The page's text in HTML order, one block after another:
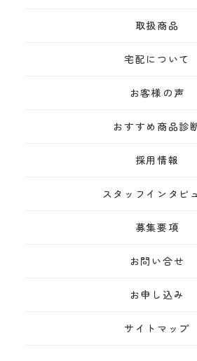
取扱商品
宅配について
お客様の声
おすすめ商品診
採用情報
スタッフインタビ
募集要項
お問い合せ
お申し込み
サイトマップ